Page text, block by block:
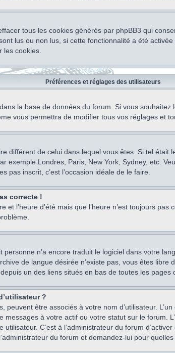
tous les cookies générés par phpBB3 qui
lus ou non lus, si cette fonctionnalité a été
cookies.
Préférences et réglages des utilisateurs
la base de données du forum. Si vous
vous permettra de modifier tous vos réglages et
différent de celui dans lequel vous êtes. Si tel
exemple Londres, Paris, New York, Sydney, etc.
pas inscrit, c’est l’occasion idéale de le faire.
correcte !
l’heure d’été mais que l’heure n’est toujours
n’a encore traduit le logiciel dans votre
de langue désirée n’existe pas, vous êtes
un des liens situés en bas de toutes les pages
?
peuvent être associés à votre nom d’utilisateur.
à votre actif ou votre statut sur le forum.
C’est à l’administrateur du forum
du forum et demandez-lui pour